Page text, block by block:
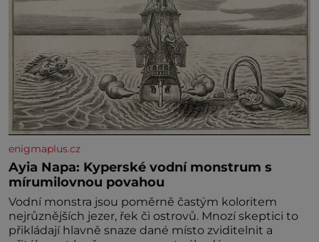
enigmaplus.cz
Ayia Napa: Kyperské vodní monstrum s
mírumilovnou povahou
Vodní monstra jsou poměrně častým koloritem
nejrůznějších jezer, řek či ostrovů. Mnozí skeptici to
přikládají hlavně snaze dané místo zviditelnit a